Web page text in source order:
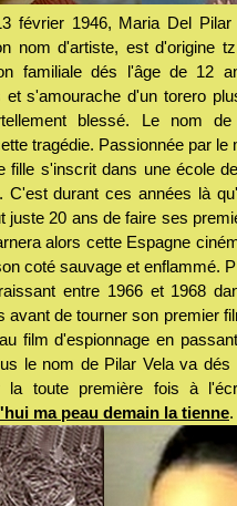
février 1946, Maria Del Pilar
nom d'artiste, est d'origine
familiale dés l'âge de 12
s'amourache d'un torero
blessé. Le nom
tragédie. Passionnée par le
fille s'inscrit dans une école
C'est durant ces années là
juste 20 ans de faire ses
alors cette Espagne
coté sauvage et enflammé.
entre 1966 et 1968
avant de tourner son premier
film d'espionnage en
le nom de Pilar Vela va
la toute première fois à
ma peau demain la tienne.